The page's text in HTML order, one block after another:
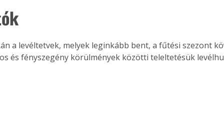
új,
a levéltetvek, melyek leginkább bent, a fűtési szezont
és fényszegény körülmények közötti teleltetésük